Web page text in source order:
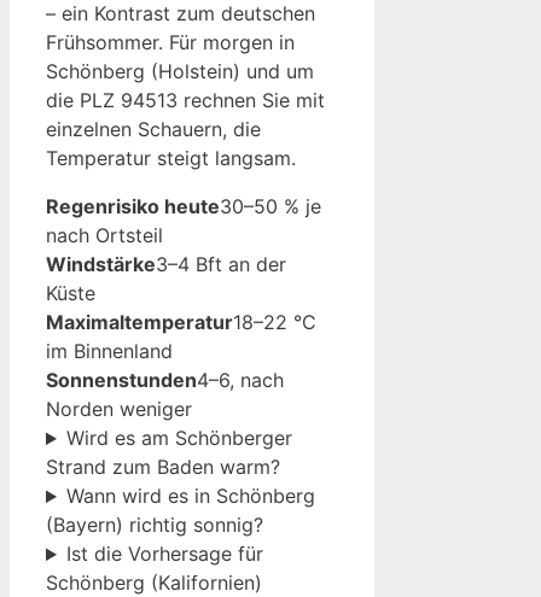
– ein Kontrast zum deutschen
Frühsommer. Für morgen in
Schönberg (Holstein) und um
die PLZ 94513 rechnen Sie mit
einzelnen Schauern, die
Temperatur steigt langsam.
Regenrisiko heute30–50 % je
nach Ortsteil
Windstärke3–4 Bft an der
Küste
Maximaltemperatur18–22 °C
im Binnenland
Sonnenstunden4–6, nach
Norden weniger
Wird es am Schönberger
Strand zum Baden warm?
Wann wird es in Schönberg
(Bayern) richtig sonnig?
Ist die Vorhersage für
Schönberg (Kalifornien)